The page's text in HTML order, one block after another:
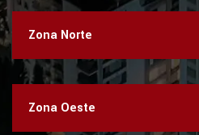
Zona Norte
Zona Oeste